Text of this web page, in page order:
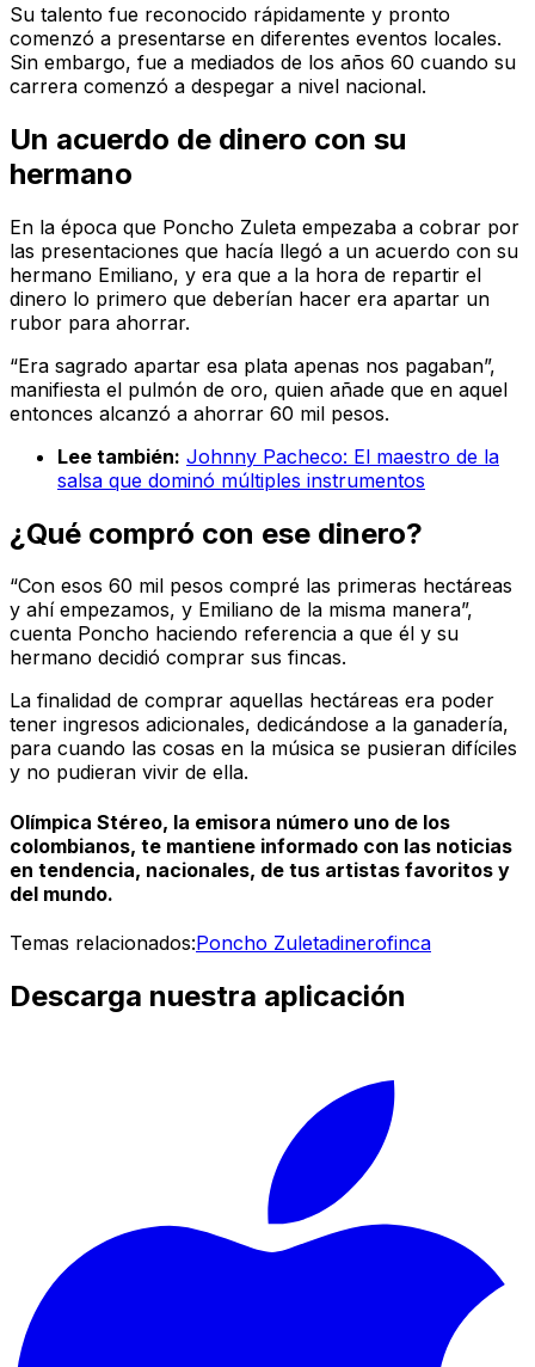
Su talento fue reconocido rápidamente y pronto
comenzó a presentarse en diferentes eventos locales.
Sin embargo, fue a mediados de los años 60 cuando su
carrera comenzó a despegar a nivel nacional.
Un acuerdo de dinero con su
hermano
En la época que Poncho Zuleta empezaba a cobrar por
las presentaciones que hacía llegó a un acuerdo con su
hermano Emiliano, y era que a la hora de repartir el
dinero lo primero que deberían hacer era apartar un
rubor para ahorrar.
“Era sagrado apartar esa plata apenas nos pagaban”,
manifiesta el pulmón de oro, quien añade que en aquel
entonces alcanzó a ahorrar 60 mil pesos.
Lee también: Johnny Pacheco: El maestro de la
salsa que dominó múltiples instrumentos
¿Qué compró con ese dinero?
“Con esos 60 mil pesos compré las primeras hectáreas
y ahí empezamos, y Emiliano de la misma manera”,
cuenta Poncho haciendo referencia a que él y su
hermano decidió comprar sus fincas.
La finalidad de comprar aquellas hectáreas era poder
tener ingresos adicionales, dedicándose a la ganadería,
para cuando las cosas en la música se pusieran difíciles
y no pudieran vivir de ella.
Olímpica Stéreo, la emisora número uno de los
colombianos, te mantiene informado con las noticias
en tendencia, nacionales, de tus artistas favoritos y
del mundo.
Temas relacionados:Poncho Zuletadinerofinca
Descarga nuestra aplicación